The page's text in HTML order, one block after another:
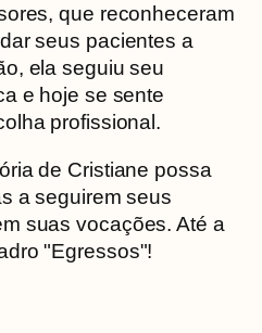
que reconheceram
seus pacientes a
ela seguiu seu
e hoje se sente
profissional.
de Cristiane possa
a seguirem seus
suas vocações. Até a
"Egressos"!